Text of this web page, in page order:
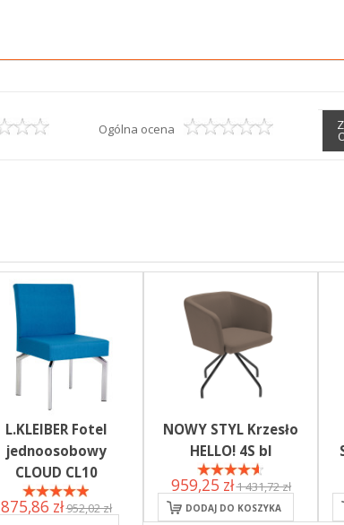
Ogólna ocena
L.KLEIBER Fotel
jednoosobowy
CLOUD CL10
875,86 zł952,02 zł
NOWY STYL Krzesło
HELLO! 4S bl
959,25 zł1 431,72 zł
DODAJ DO KOSZYKA